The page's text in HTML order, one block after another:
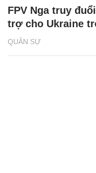
QUÂN SỰ
FPV Nga truy
trợ cho Ukraine